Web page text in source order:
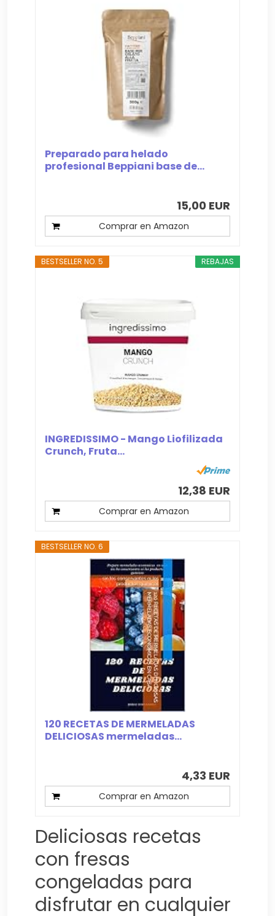
Preparado para helado
profesional Beppiani base de...
15,00 EUR
Comprar en Amazon
REBAJAS
BESTSELLER NO. 5
INGREDISSIMO - Mango Liofilizada
Crunch, Fruta...
12,38 EUR
Comprar en Amazon
BESTSELLER NO. 6
120 RECETAS DE MERMELADAS
DELICIOSAS mermeladas...
4,33 EUR
Comprar en Amazon
Deliciosas recetas
con fresas
congeladas para
disfrutar en cualquier